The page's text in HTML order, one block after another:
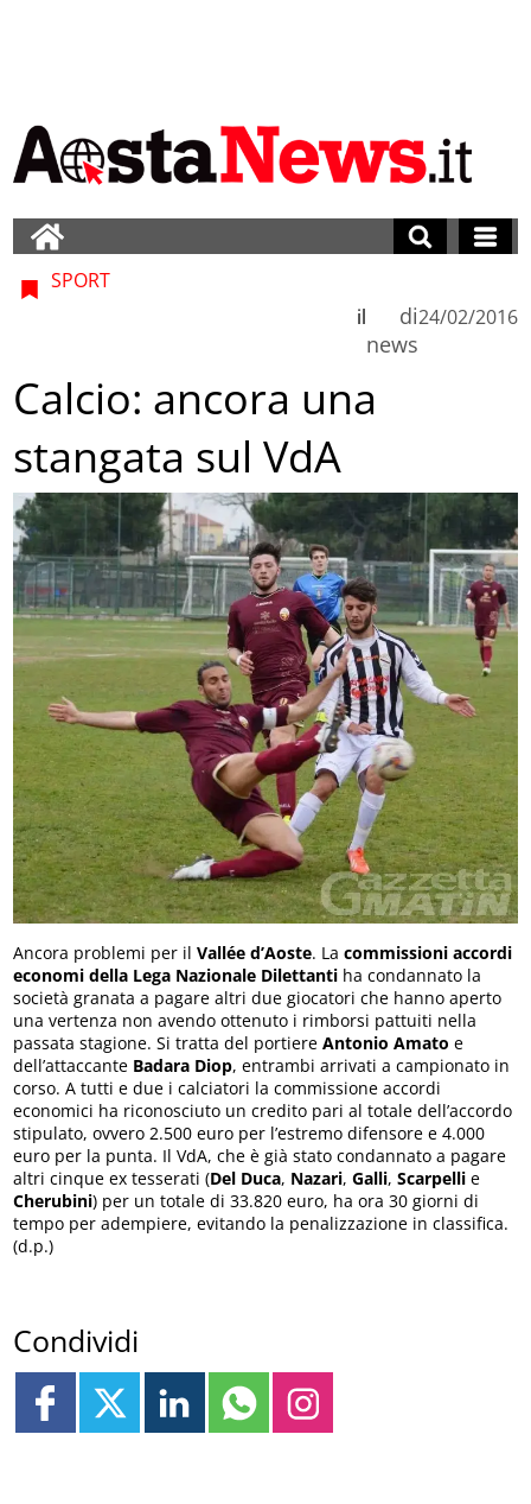
SPORT
di
news
il 24/02/2016
Calcio: ancora una
stangata sul VdA
Ancora problemi per ilVallée d’Aoste. Lacommissioni accordi
economi della Lega Nazionale Dilettanti ha condannato la
società granata a pagare altri due giocatori che hanno aperto
una vertenza non avendo ottenuto i rimborsi pattuiti nella
passata stagione. Si tratta del portiereAntonio Amato e
dell’attaccante Badara Diop, entrambi arrivati a campionato in
corso. A tutti e due i calciatori la commissione accordi
economici ha riconosciuto un credito pari al totale dell’accordo
stipulato, ovvero 2.500 euro per l’estremo difensore e 4.000
euro per la punta. Il VdA, che è già stato condannato a pagare
altri cinque ex tesserati (Del Duca, Nazari,Galli,Scarpelli e
Cherubini) per un totale di 33.820 euro, ha ora 30 giorni di
tempo per adempiere, evitando la penalizzazione in classifica.
(d.p.)
Condividi